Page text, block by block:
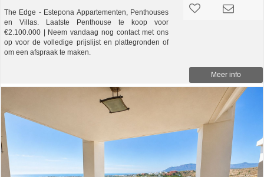
The Edge - Estepona Appartementen, Penthouses
en Villas. Laatste Penthouse te koop voor
€2.100.000 | Neem vandaag nog contact met ons
op voor de volledige prijslijst en plattegronden of
om een afspraak te maken.
Meer info